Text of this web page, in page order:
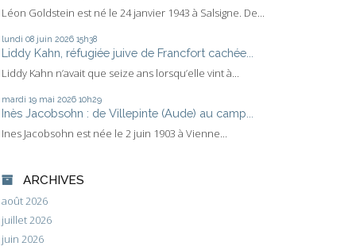
Léon Goldstein est né le 24 janvier 1943 à Salsigne. De...
lundi 08 juin 2026 15h38
Liddy Kahn, réfugiée juive de Francfort cachée...
Liddy Kahn n’avait que seize ans lorsqu’elle vint à...
mardi 19 mai 2026 10h29
Inès Jacobsohn : de Villepinte (Aude) au camp...
Ines Jacobsohn est née le 2 juin 1903 à Vienne...
ARCHIVES
août 2026
juillet 2026
juin 2026